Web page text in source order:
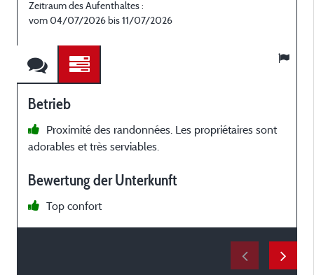
Zeitraum des Aufenthaltes :
vom 04/07/2026 bis 11/07/2026
Betrieb
Proximité des randonnées. Les propriétaires sont
adorables et très serviables.
Bewertung der Unterkunft
Top confort